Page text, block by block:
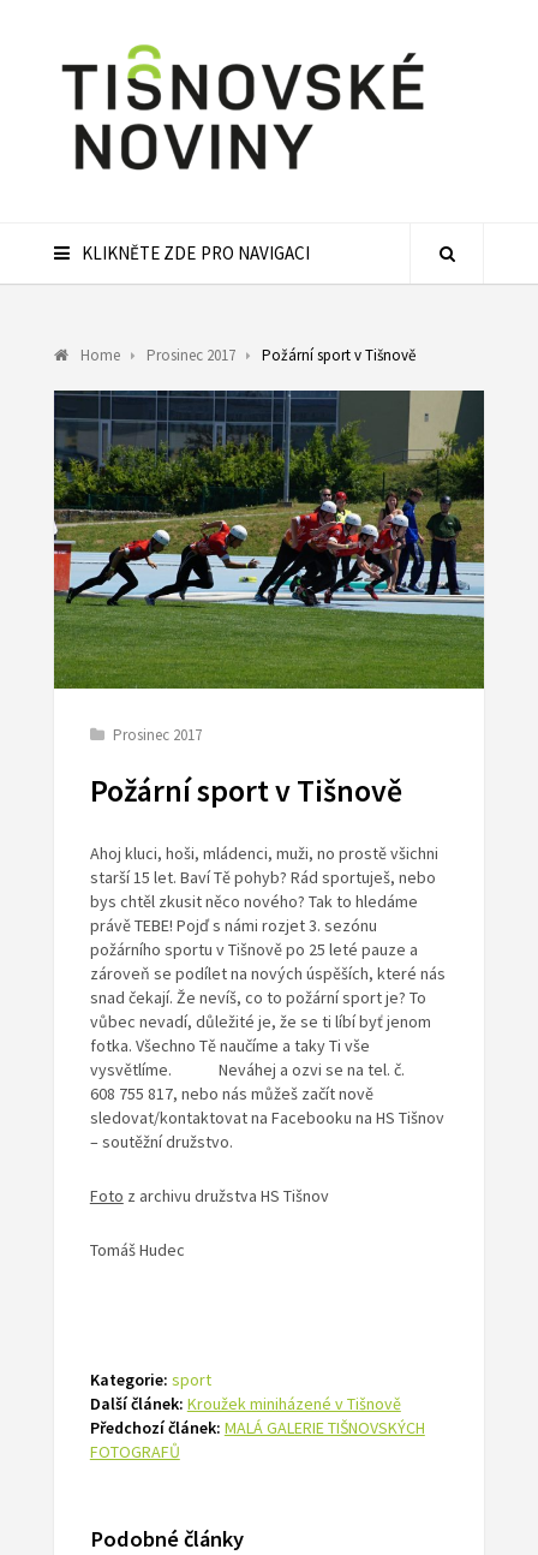
KLIKNĚTE ZDE PRO NAVIGACI
Home Prosinec 2017 Požární sport v Tišnově
Prosinec 2017
Požární sport v Tišnově
Ahoj kluci, hoši, mládenci, muži, no prostě všichni
starší 15 let. Baví Tě pohyb? Rád sportuješ, nebo
bys chtěl zkusit něco nového? Tak to hledáme
právě TEBE! Pojď s námi rozjet 3. sezónu
požárního sportu v Tišnově po 25 leté pauze a
zároveň se podílet na nových úspěších, které nás
snad čekají. Že nevíš, co to požární sport je? To
vůbec nevadí, důležité je, že se ti líbí byť jenom
fotka. Všechno Tě naučíme a taky Ti vše
vysvětlíme. Neváhej a ozvi se na tel. č.
608 755 817, nebo nás můžeš začít nově
sledovat/kontaktovat na Facebooku na HS Tišnov
– soutěžní družstvo.
Foto z archivu družstva HS Tišnov
Tomáš Hudec
Kategorie: sport
Další článek: Kroužek miniházené v Tišnově
Předchozí článek: MALÁ GALERIE TIŠNOVSKÝCH
FOTOGRAFŮ
Podobné články